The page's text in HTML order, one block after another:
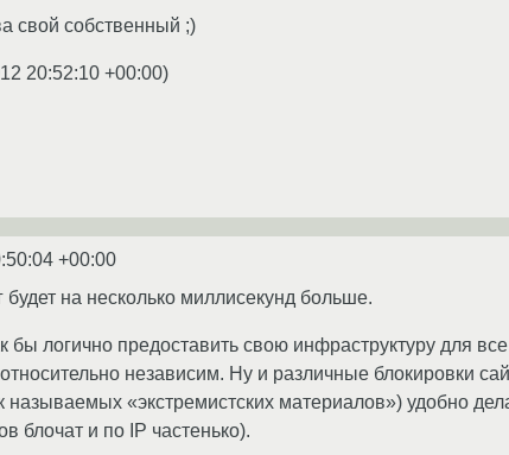
свой собственный ;)
20:52:10 +00:00)
+00:00
будет на несколько миллисекунд больше.
бы логично предоставить свою инфраструктуру для
независим. Ну и различные блокировки
называемых «экстремистских материалов») удобно
блочат и по IP частенько).